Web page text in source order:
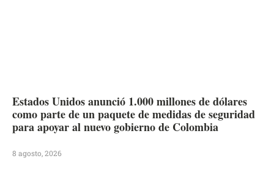
Estados Unidos anunció 1.000 millones de dólares
como parte de un paquete de medidas de seguridad
para apoyar al nuevo gobierno de Colombia
8 agosto, 2026